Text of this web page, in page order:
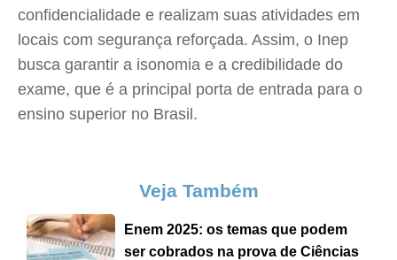
confidencialidade e realizam suas atividades em
locais com segurança reforçada. Assim, o Inep
busca garantir a isonomia e a credibilidade do
exame, que é a principal porta de entrada para o
ensino superior no Brasil.
Veja Também
Enem 2025: os temas que podem
ser cobrados na prova de Ciências